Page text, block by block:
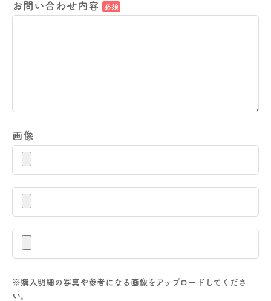
お問い合わせ内容 必須
画像
※購入明細の写真や参考になる画像をアップロードしてくださ
い。